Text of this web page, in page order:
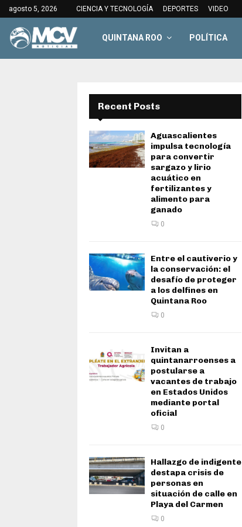
agosto 5, 2026 CIENCIA Y TECNOLOGÍA DEPORTES VIDEO
QUINTANA ROO POLÍTICA
Recent Posts
Aguascalientes
impulsa tecnología
para convertir
sargazo y lirio
acuático en
fertilizantes y
alimento para
ganado
0
Entre el cautiverio y
la conservación: el
desafío de proteger
a los delfines en
Quintana Roo
0
Invitan a
quintanarroenses a
postularse a
vacantes de trabajo
en Estados Unidos
mediante portal
oficial
0
Hallazgo de indigente
destapa crisis de
personas en
situación de calle en
Playa del Carmen
0